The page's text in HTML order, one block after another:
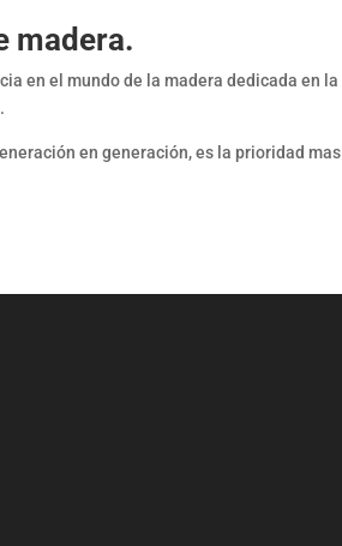
madera.
en el mundo de la madera dedicada en la
.
en generación, es la prioridad mas